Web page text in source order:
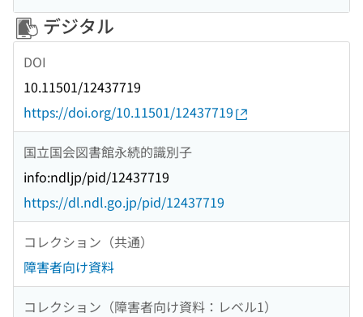
デジタル
DOI
10.11501/12437719
https://doi.org/10.11501/12437719
国立国会図書館永続的識別子
info:ndljp/pid/12437719
https://dl.ndl.go.jp/pid/12437719
コレクション（共通）
障害者向け資料
コレクション（障害者向け資料：レベル1）